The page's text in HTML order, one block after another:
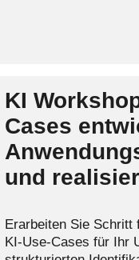
KI
Cases
und
Erarbeiten Sie
KI‑Use‑Cases für Ihr